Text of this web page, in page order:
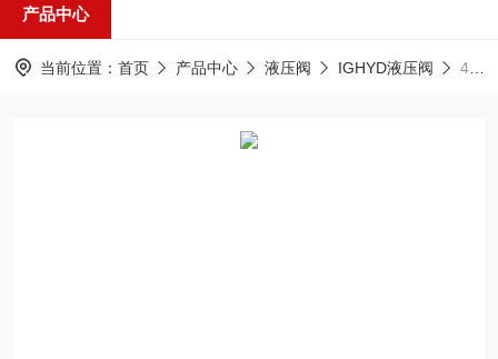
产品中心
当前位置： 首页 产品中心 液压阀 IGHYD液压阀 4WEH25E-50/AG24IGHYD液压阀